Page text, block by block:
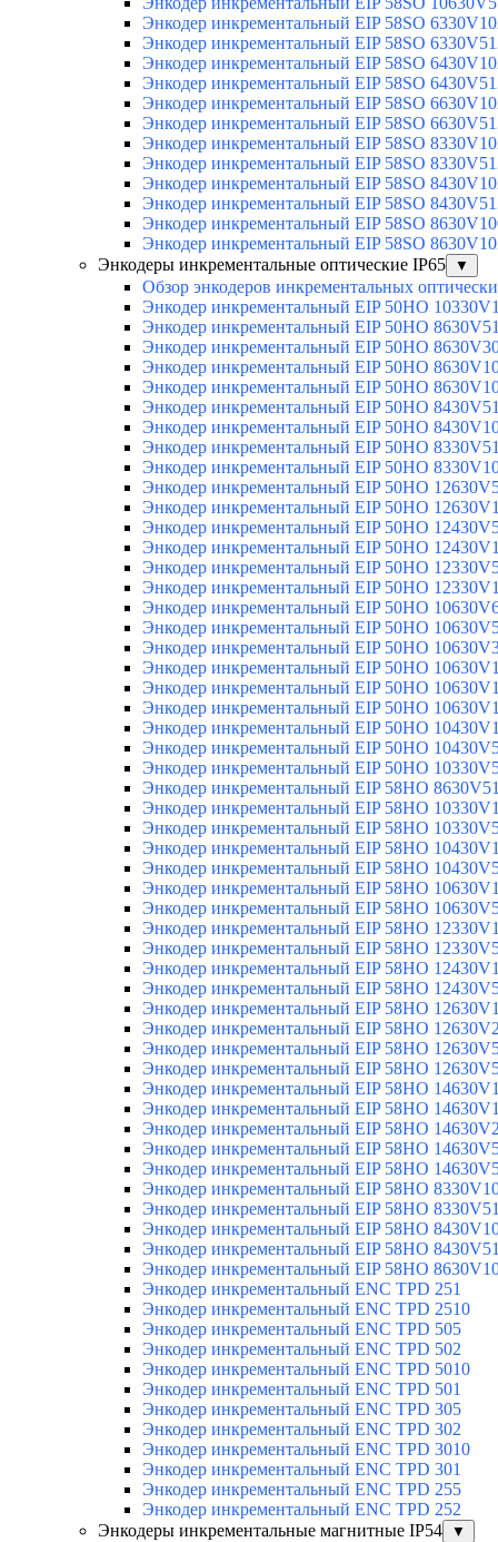
Энкодер инкрементальный EIP 58SO
Энкодер инкрементальный EIP 58SO
Энкодер инкрементальный EIP 58SO
Энкодер инкрементальный EIP 58SO
Энкодер инкрементальный EIP 58SO
Энкодер инкрементальный EIP 58SO
Энкодер инкрементальный EIP 58SO
Энкодер инкрементальный EIP 58SO
Энкодер инкрементальный EIP 58SO
Энкодер инкрементальный EIP 58SO
Энкодер инкрементальный EIP 58SO
Энкодер инкрементальный EIP 58SO
Энкодеры инкрементальные оптические IP65
▼
Обзор энкодеров инкрементальных
Энкодер инкрементальный EIP 50HO
Энкодер инкрементальный EIP 50HO
Энкодер инкрементальный EIP 50HO
Энкодер инкрементальный EIP 50HO
Энкодер инкрементальный EIP 50HO
Энкодер инкрементальный EIP 50HO
Энкодер инкрементальный EIP 50HO
Энкодер инкрементальный EIP 50HO
Энкодер инкрементальный EIP 50HO
Энкодер инкрементальный EIP 50HO
Энкодер инкрементальный EIP 50HO
Энкодер инкрементальный EIP 50HO
Энкодер инкрементальный EIP 50HO
Энкодер инкрементальный EIP 50HO
Энкодер инкрементальный EIP 50HO
Энкодер инкрементальный EIP 50HO
Энкодер инкрементальный EIP 50HO
Энкодер инкрементальный EIP 50HO
Энкодер инкрементальный EIP 50HO
Энкодер инкрементальный EIP 50HO
Энкодер инкрементальный EIP 50HO
Энкодер инкрементальный EIP 50HO
Энкодер инкрементальный EIP 50HO
Энкодер инкрементальный EIP 50HO
Энкодер инкрементальный EIP 58HO
Энкодер инкрементальный EIP 58HO
Энкодер инкрементальный EIP 58HO
Энкодер инкрементальный EIP 58HO
Энкодер инкрементальный EIP 58HO
Энкодер инкрементальный EIP 58HO
Энкодер инкрементальный EIP 58HO
Энкодер инкрементальный EIP 58HO
Энкодер инкрементальный EIP 58HO
Энкодер инкрементальный EIP 58HO
Энкодер инкрементальный EIP 58HO
Энкодер инкрементальный EIP 58HO
Энкодер инкрементальный EIP 58HO
Энкодер инкрементальный EIP 58HO
Энкодер инкрементальный EIP 58HO
Энкодер инкрементальный EIP 58HO
Энкодер инкрементальный EIP 58HO
Энкодер инкрементальный EIP 58HO
Энкодер инкрементальный EIP 58HO
Энкодер инкрементальный EIP 58HO
Энкодер инкрементальный EIP 58HO
Энкодер инкрементальный EIP 58HO
Энкодер инкрементальный EIP 58HO
Энкодер инкрементальный EIP 58HO
Энкодер инкрементальный EIP 58HO
Энкодер инкрементальный ENC TPD 251
Энкодер инкрементальный ENC TPD 2510
Энкодер инкрементальный ENC TPD 505
Энкодер инкрементальный ENC TPD 502
Энкодер инкрементальный ENC TPD 5010
Энкодер инкрементальный ENC TPD 501
Энкодер инкрементальный ENC TPD 305
Энкодер инкрементальный ENC TPD 302
Энкодер инкрементальный ENC TPD 3010
Энкодер инкрементальный ENC TPD 301
Энкодер инкрементальный ENC TPD 255
Энкодер инкрементальный ENC TPD 252
Энкодеры инкрементальные магнитные IP54
▼